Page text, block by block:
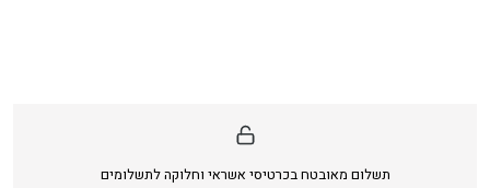
תשלום מאובטח בכרטיסי אשראי וחלוקה לתשלומים